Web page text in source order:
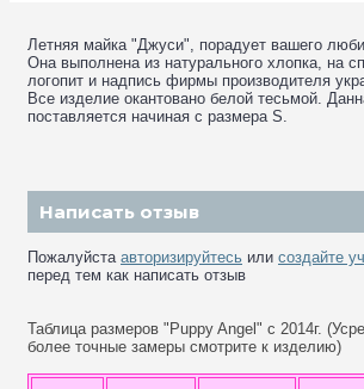
Летняя майка "Джуси", порадует вашего
Она выполнена из натурального хлопка, на
логопит и надпись фирмы производителя
Все изделие окантовано белой тесьмой.
поставляется начиная с размера S.
Написать отзыв
Пожалуйста авторизируйтесь или создайте
перед тем как написать отзыв
Таблица размеров "Puppy Angel" с 2014г.
более точные замеры смотрите к изделию)